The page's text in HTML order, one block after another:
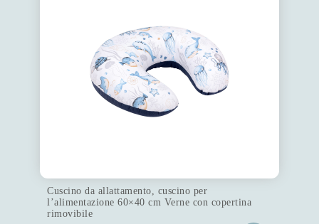
Cuscino da allattamento, cuscino per
l’alimentazione 60×40 cm Verne con copertina
rimovibile